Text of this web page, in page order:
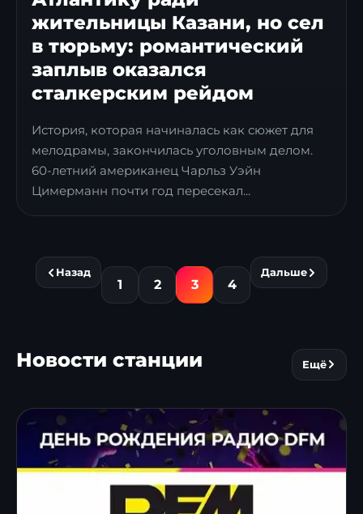
жительницы Казани, но сел
в тюрьму: романтический
заплыв оказался
сталкерским рейдом
История, которая начиналась как сюжет для
мелодрамы, закончилась уголовным делом.
60-летний американец Чарльз Уэйн
Цимерманн почти год пересекал...
Назад
1 2 3 4
Дальше
Новости станции Ещё